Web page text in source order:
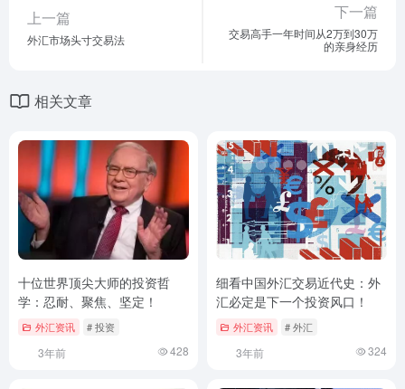
上一篇
外汇市场头寸交易法
下一篇
交易高手一年时间从2万到30万
的亲身经历
相关文章
十位世界顶尖大师的投资哲
学：忍耐、聚焦、坚定！
外汇资讯 # 投资
3年前 428
细看中国外汇交易近代史：外
汇必定是下一个投资风口！
外汇资讯 # 外汇
3年前 324